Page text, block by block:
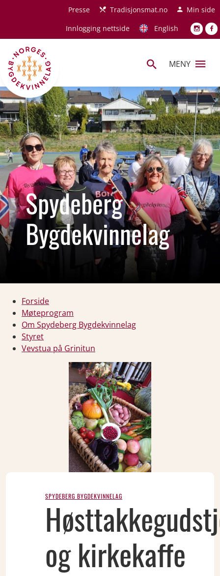
Hopp til hovedinnholdPresse Tradisjonsmat.no
Min side
Innlogging nettside
English
MENY
Spydeberg
Bygdekvinnelag
Forside
Møteprogram
Om Spydeberg Bygdekvinnelag
Styret
Vevstua på Grinitun
SPYDEBERG BYGDEKVINNELAG
og kirkekaffe